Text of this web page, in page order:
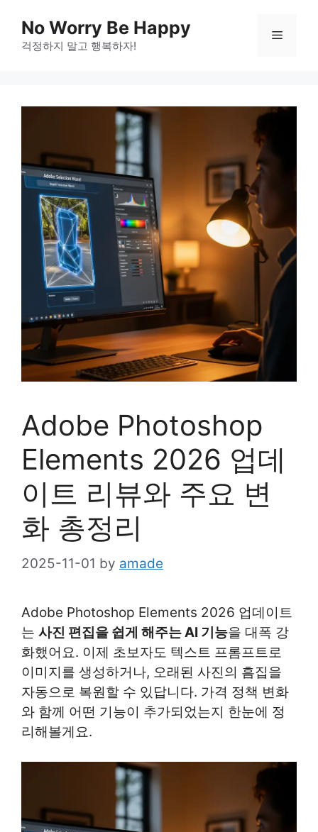
content
No Worry Be Happy
걱정하지 말고 행복하자!
Menu
Adobe Photoshop
Elements 2026 업데
이트 리뷰와 주요 변
화 총정리
2025-11-01 by amade
Adobe Photoshop Elements 2026 업데이트
는 사진 편집을 쉽게 해주는 AI 기능을 대폭 강
화했어요. 이제 초보자도 텍스트 프롬프트로
이미지를 생성하거나, 오래된 사진의 흠집을
자동으로 복원할 수 있답니다. 가격 정책 변화
와 함께 어떤 기능이 추가되었는지 한눈에 정
리해볼게요.